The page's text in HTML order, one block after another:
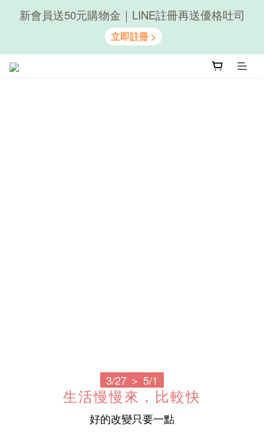
隨心享受｜貝果任選6組$899
新會員送50元購物金｜LINE註冊再送優格吐司
3/27 ＞ 5/1
生活慢慢來，比較快
好的改變只要一點